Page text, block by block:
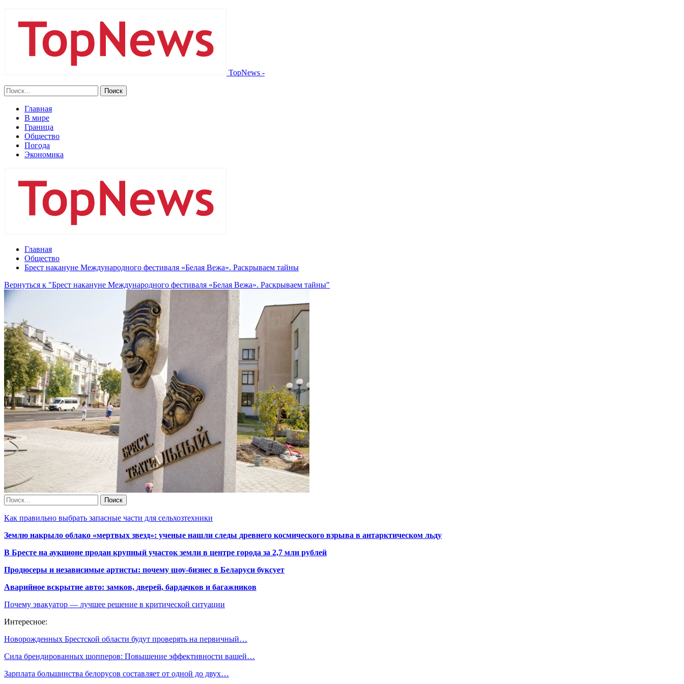
TopNews -
Главная
В мире
Граница
Общество
Погода
Экономика
Главная
Общество
Брест накануне Международного фестиваля «Белая Вежа». Раскрываем тайны
Вернуться к "Брест накануне Международного фестиваля «Белая Вежа». Раскрываем тайны"
Как правильно выбрать запасные части для сельхозтехники
Землю накрыло облако «мертвых звезд»: ученые нашли следы древнего космического взрыва в антарктическом льду
В Бресте на аукционе продан крупный участок земли в центре города за 2,7 млн рублей
Продюсеры и независимые артисты: почему шоу-бизнес в Беларуси буксует
Аварийное вскрытие авто: замков, дверей, бардачков и багажников
Почему эвакуатор — лучшее решение в критической ситуации
Интересное:
Новорожденных Брестской области будут проверять на первичный…
Сила брендированных шопперов: Повышение эффективности вашей…
Зарплата большинства белорусов составляет от одной до двух…